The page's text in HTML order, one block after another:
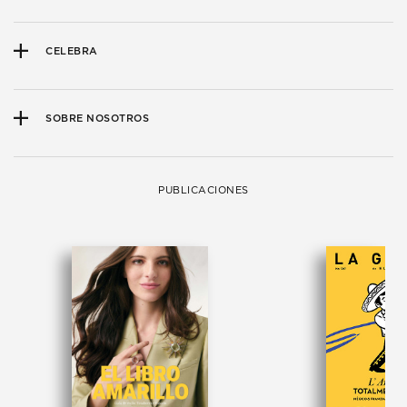
CELEBRA
SOBRE NOSOTROS
PUBLICACIONES